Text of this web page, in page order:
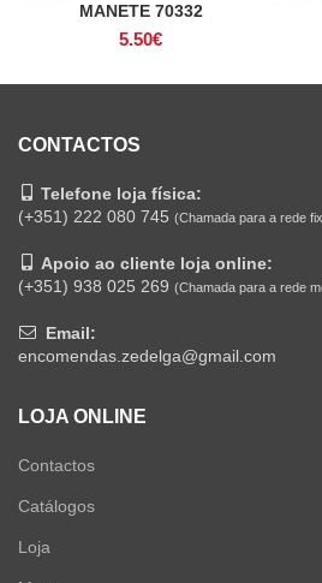
MANETE 70332
5.50€
CONTACTOS
Telefone loja física:
(+351) 222 080 745 (Chamada para a rede
Apoio ao cliente loja online:
(+351) 938 025 269 (Chamada para a rede
Email:
encomendas.zedelga@gmail.com
LOJA ONLINE
Contactos
Catálogos
Loja